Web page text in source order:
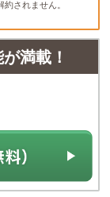
されません。
満載！